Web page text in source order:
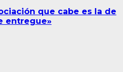
que cabe es la de
entregue»